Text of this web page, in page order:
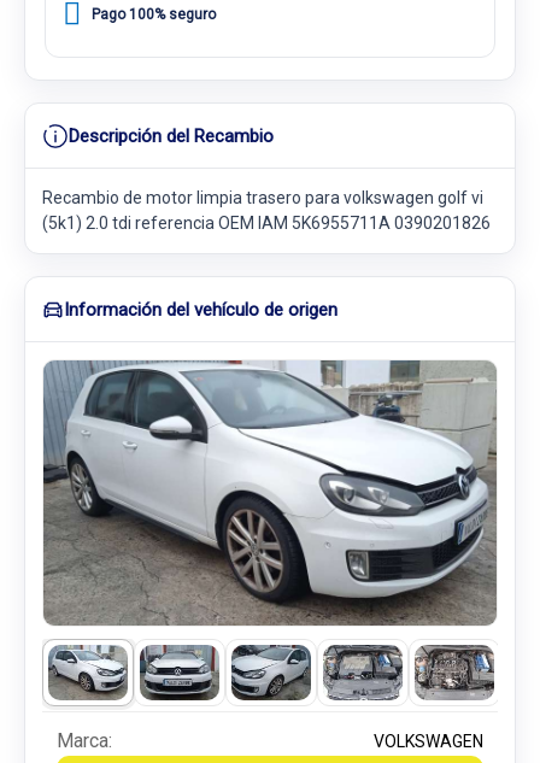
Pago 100% seguro
Descripción del Recambio
Recambio de motor limpia trasero para volkswagen golf vi
(5k1) 2.0 tdi referencia OEM IAM 5K6955711A 0390201826
Información del vehículo de origen
Marca: VOLKSWAGEN